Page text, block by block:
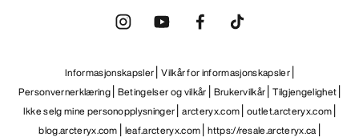
Informasjonskapsler Vilkår for informasjonskapsler
Personvernerklæring Betingelser og vilkår Brukervilkår Tilgjengelighet
Ikke selg mine personopplysninger arcteryx.com outlet.arcteryx.com
blog.arcteryx.com leaf.arcteryx.com https://resale.arcteryx.ca